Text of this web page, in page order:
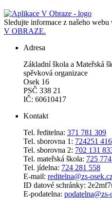
Sledujte informace z našeho webu
V OBRAZE.
Adresa
Zá­klad­ní ško­la a Ma­teř­ská
spěv­ko­vá or­ga­ni­za­ce
Osek 16
PSČ 338 21
IČ: 60610417
Kontakt
Tel. ředitelna: 371 781 309
Tel. sborovna 1: 724251 416
Tel. sborovna 2: 702 131
Tel. mateřská škola: 725
Tel. jídelna: 724 281 558
E-mail: reditelna@zs-
ID datové schránky:
E-podatelna: podatelna@zs-